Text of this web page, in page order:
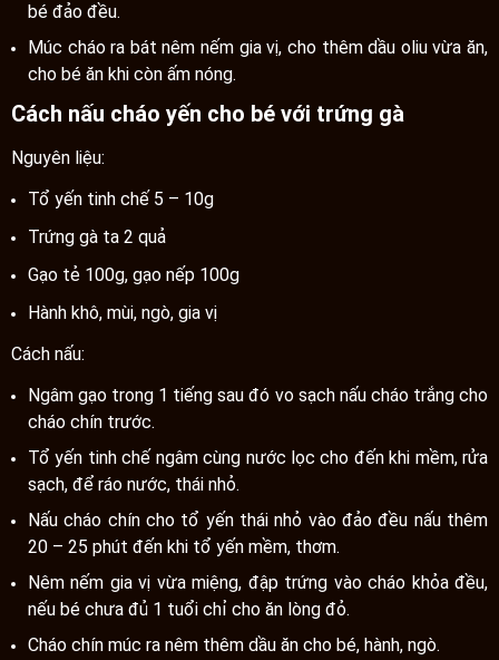
bé đảo đều.
Múc cháo ra bát nêm nếm gia vị, cho thêm dầu oliu vừa ăn,
cho bé ăn khi còn ấm nóng.
Cách nấu cháo yến cho bé với trứng gà
Nguyên liệu:
Tổ yến tinh chế 5 – 10g
Trứng gà ta 2 quả
Gạo tẻ 100g, gạo nếp 100g
Hành khô, mùi, ngò, gia vị
Cách nấu:
Ngâm gạo trong 1 tiếng sau đó vo sạch nấu cháo trắng cho
cháo chín trước.
Tổ yến tinh chế ngâm cùng nước lọc cho đến khi mềm, rửa
sạch, để ráo nước, thái nhỏ.
Nấu cháo chín cho tổ yến thái nhỏ vào đảo đều nấu thêm
20 – 25 phút đến khi tổ yến mềm, thơm.
Nêm nếm gia vị vừa miệng, đập trứng vào cháo khỏa đều,
nếu bé chưa đủ 1 tuổi chỉ cho ăn lòng đỏ.
Cháo chín múc ra nêm thêm dầu ăn cho bé, hành, ngò.